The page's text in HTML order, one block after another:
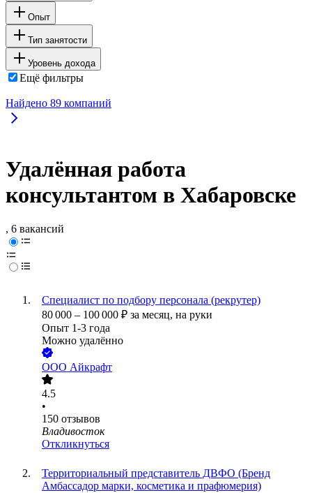
Опыт
Тип занятости
Уровень дохода
Ещё фильтры
Найдено 89 компаний
Удалённая работа
консультантом в Хабаровске
, 6 вакансий
Специалист по подбору персонала (рекрутер)
80 000 – 100 000 ₽ за месяц, на руки
Опыт 1-3 года
Можно удалённо
ООО Айкрафт
4.5
•
150 отзывов
Владивосток
Откликнуться
Территориальный представитель ДВФО (Бренд
Амбассадор марки, косметика и прафюмерия)